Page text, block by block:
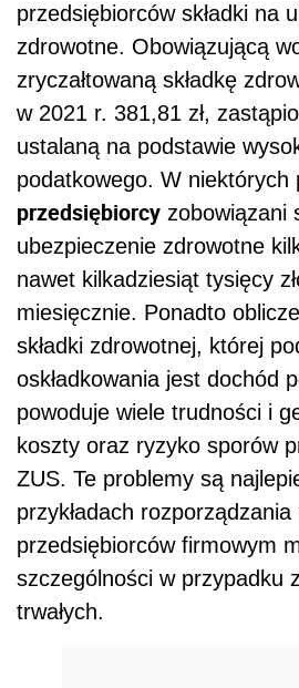
przedsiębiorców składki na
zdrowotne. Obowiązującą
zryczałtowaną składkę
w 2021 r. 381,81 zł,
ustalaną na podstawie
podatkowego. W niektórych
przedsiębiorcy zobowiązani
ubezpieczenie zdrowotne
nawet kilkadziesiąt tysięcy
miesięcznie. Ponadto
składki zdrowotnej, której
oskładkowania jest dochód
powoduje wiele trudności i
koszty oraz ryzyko sporów
ZUS. Te problemy są
przykładach rozporządzania
przedsiębiorców firmowym
szczególności w przypadku
trwałych.